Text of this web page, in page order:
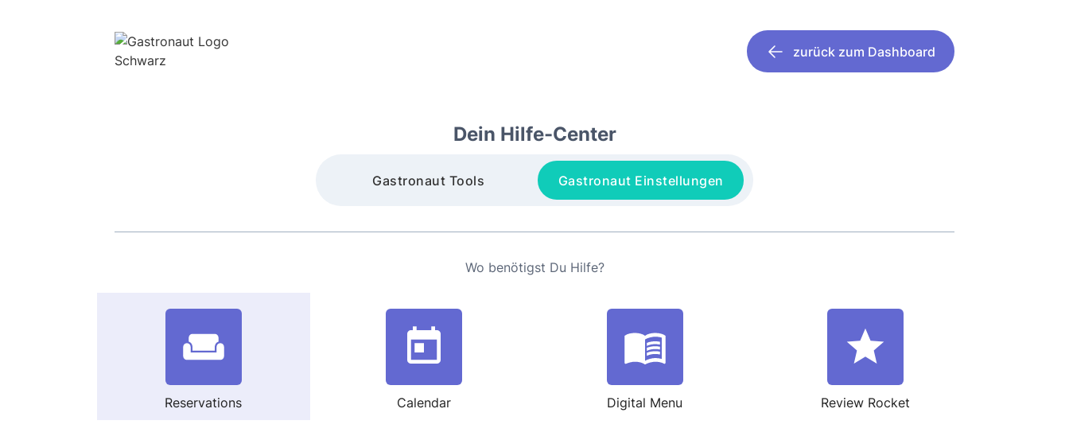
zurück zum Dashboard
Dein Hilfe-Center
Gastronaut Tools Gastronaut Einstellungen
Wo benötigst Du Hilfe?
Reservations Calendar Digital Menu Review Rocket